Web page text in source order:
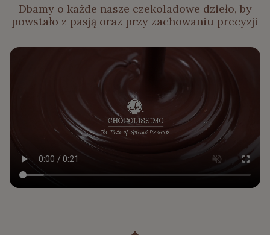
Dbamy o każde nasze czekoladowe dzieło, by
powstało z pasją oraz przy zachowaniu precyzji